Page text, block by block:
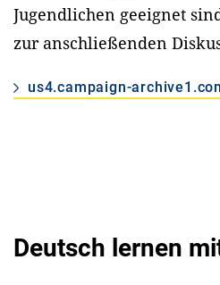
Jugendlichen geeignet
zur anschließenden
us4.campaign-
Deutsch lernen